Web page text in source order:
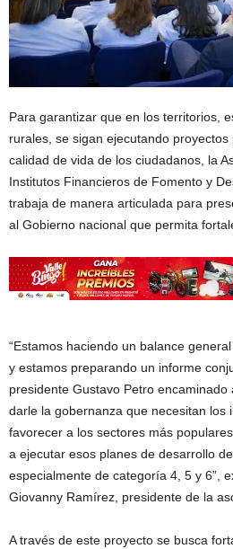
Para garantizar que en los territorios,
rurales, se sigan ejecutando
calidad de vida de los ciudadanos, la
Institutos Financieros de Fomento y
trabaja de manera articulada para
al Gobierno nacional que permita
“Estamos haciendo un balance
y estamos preparando un informe
presidente Gustavo Petro
darle la gobernanza que necesitan los
favorecer a los sectores más
a ejecutar esos planes de desarrollo
especialmente de categoría 4, 5 y 6”,
Giovanny Ramírez, presidente de la
A través de este proyecto se busca